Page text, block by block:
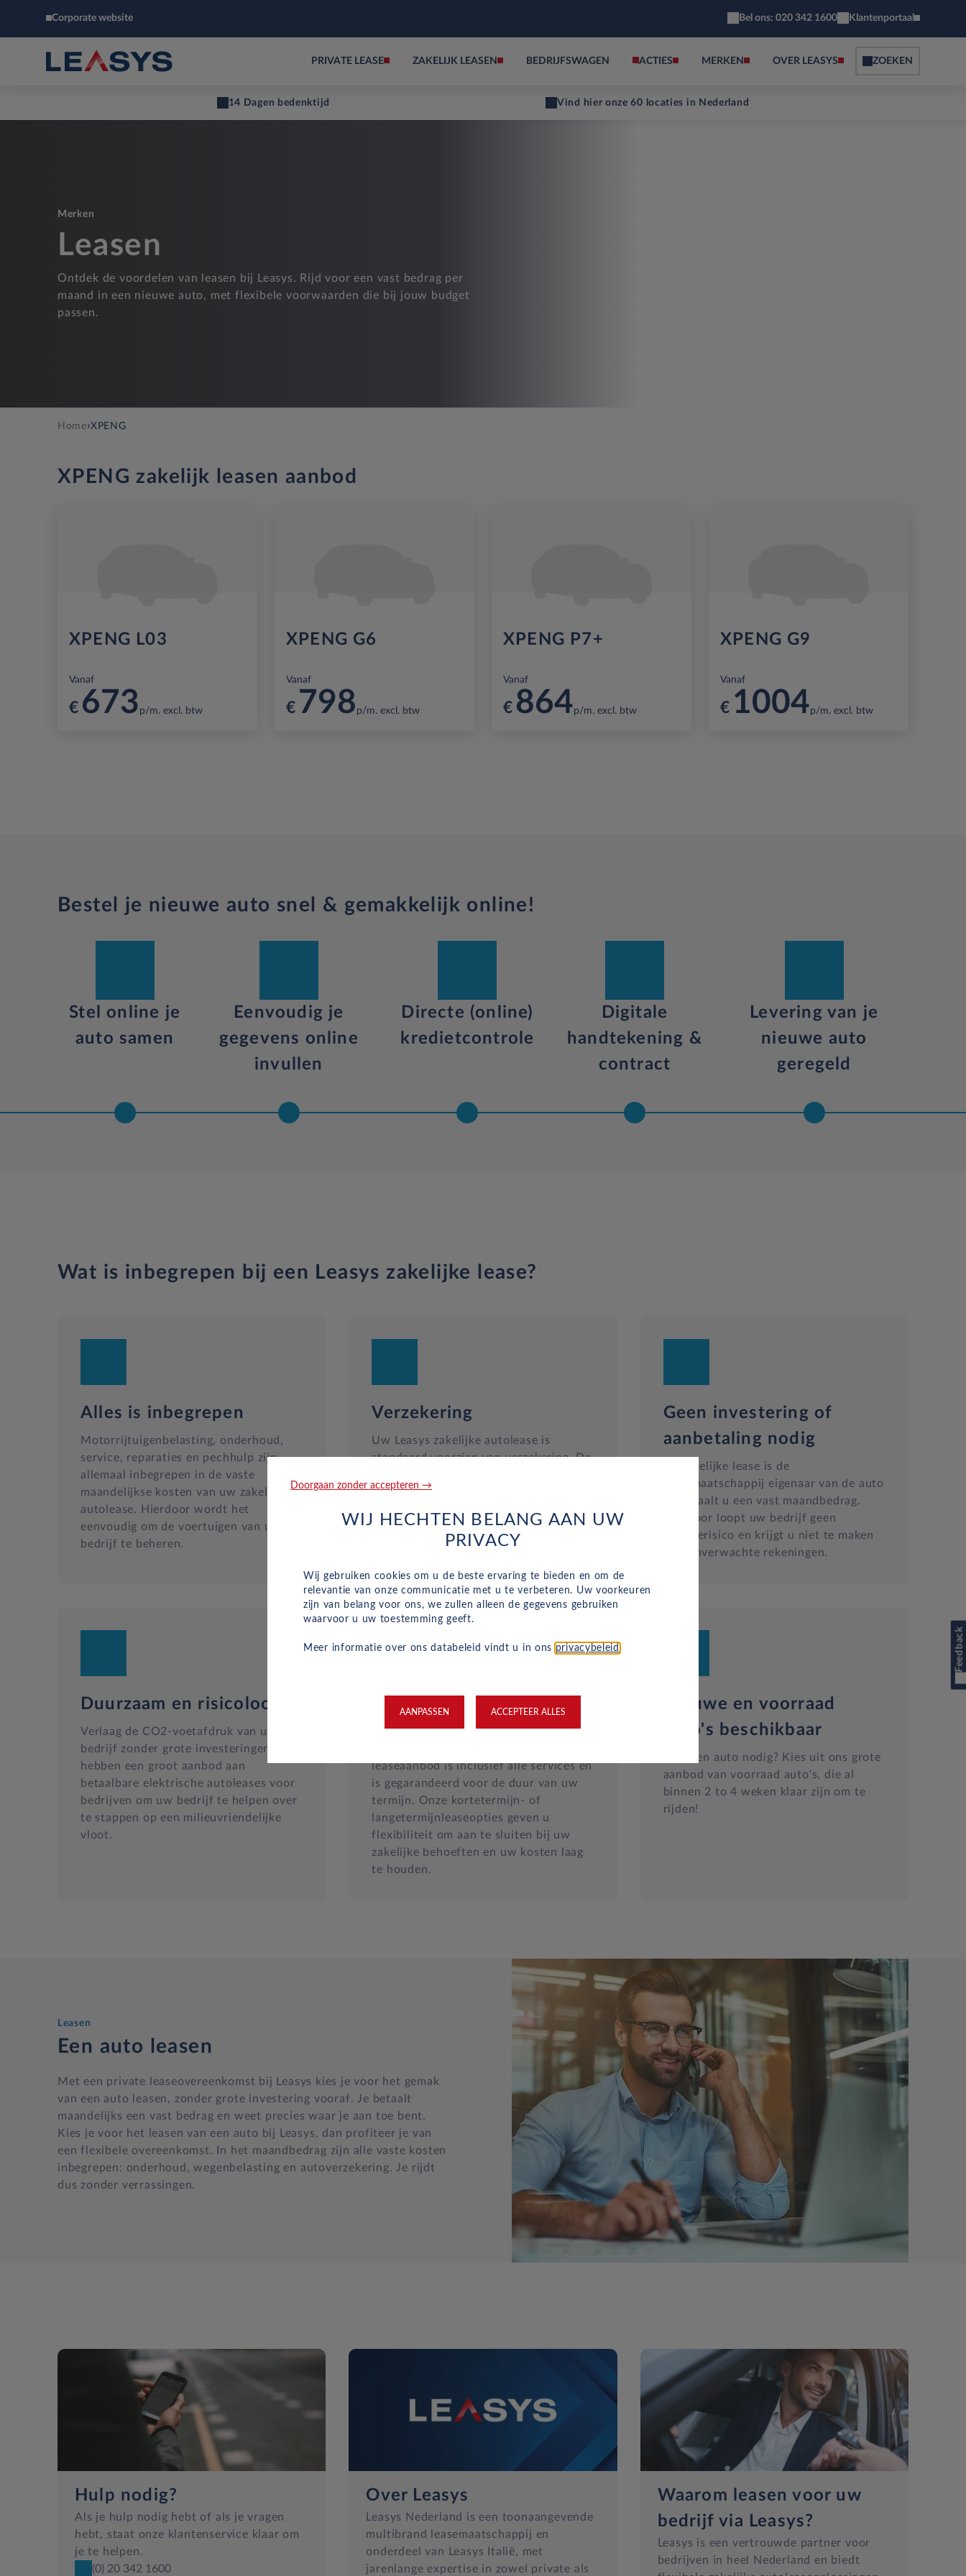
Corporate website Bel ons: 020 342 1600 Klantenportaal
PRIVATE LEASE ZAKELIJK LEASEN BEDRIJFSWAGEN ACTIES MERKEN OVER LEASYS ZOEKEN
14 Dagen bedenktijd Vind hier onze 60 locaties in Nederland
Merken
Leasen
Ontdek de voordelen van leasen bij Leasys. Rijd voor een vast bedrag per
maand in een nieuwe auto, met flexibele voorwaarden die bij jouw budget
passen.
Home›XPENG
XPENG zakelijk leasen aanbod
XPENG L03
Vanaf
€ 673 p/m. excl. btw
XPENG G6
Vanaf
€ 798 p/m. excl. btw
XPENG P7+
Vanaf
€ 864p/m. excl. btw
XPENG G9
Vanaf
€ 1004p/m. excl. btw
Bestel je nieuwe auto snel & gemakkelijk online!
Stel online je
auto samen
Eenvoudig je
gegevens online
invullen
Directe (online)
kredietcontrole
Digitale
handtekening &
contract
Levering van je
nieuwe auto
geregeld
Wat is inbegrepen bij een Leasys zakelijke lease?
Alles is inbegrepen
Motorrijtuigenbelasting, onderhoud,
service, reparaties en pechhulp zijn
allemaal inbegrepen in de vaste
maandelijkse kosten van uw zakelijke
autolease. Hierdoor wordt het
eenvoudig om de voertuigen van uw
bedrijf te beheren.
Verzekering
Uw Leasys zakelijke autolease is
standaard voorzien van verzekering. De
inzittendenschadeverzekering, een WA-
zodat u volledig beschermd bent in het
geval van onvoorziene ongelukken.
Geen investering of
aanbetaling nodig
Bij zakelijke lease is de
leasemaatschappij eigenaar van de auto
en betaalt u een vast maandbedrag.
Hierdoor loopt uw bedrijf geen
waarderisico en krijgt u niet te maken
met onverwachte rekeningen.
Duurzaam en risicoloos
Verlaag de CO2-voetafdruk van uw
bedrijf zonder grote investeringen. Wij
hebben een groot aanbod aan
betaalbare elektrische autoleases voor
bedrijven om uw bedrijf te helpen over
te stappen op een milieuvriendelijke
vloot.
Vast maandelijks tarief
Geen verrassingen, extra kosten of
leaseaanbod is inclusief alle services en
is gegarandeerd voor de duur van uw
termijn. Onze kortetermijn- of
langetermijnleaseopties geven u
flexibiliteit om aan te sluiten bij uw
zakelijke behoeften en uw kosten laag
te houden.
Nieuwe en voorraad
auto's beschikbaar
Snel een auto nodig? Kies uit ons grote
aanbod van voorraad auto's, die al
binnen 2 to 4 weken klaar zijn om te
rijden!
Leasen
Een auto leasen
Met een private leaseovereenkomst bij Leasys kies je voor het gemak
van een auto leasen, zonder grote investering vooraf. Je betaalt
maandelijks een vast bedrag en weet precies waar je aan toe bent.
Kies je voor het leasen van een auto bij Leasys, dan profiteer je van
een flexibele overeenkomst. In het maandbedrag zijn alle vaste kosten
inbegrepen: onderhoud, wegenbelasting en autoverzekering. Je rijdt
dus zonder verrassingen.
Hulp nodig?
Als je hulp nodig hebt of als je vragen
hebt, staat onze klantenservice klaar om
je te helpen.
(0) 20 342 1600
Over Leasys
Leasys Nederland is een toonaangevende
multibrand leasemaatschappij en
onderdeel van Leasys Italië, met
jarenlange expertise in zowel private als
Waarom leasen voor uw
bedrijf via Leasys?
Leasys is een vertrouwde partner voor
bedrijven in heel Nederland en biedt
Feedback
Doorgaan zonder accepteren →
WIJ HECHTEN BELANG AAN UW
PRIVACY
Wij gebruiken cookies om u de beste ervaring te bieden en om de
relevantie van onze communicatie met u te verbeteren. Uw voorkeuren
zijn van belang voor ons, we zullen alleen de gegevens gebruiken
waarvoor u uw toestemming geeft.
Meer informatie over ons databeleid vindt u in ons privacybeleid
AANPASSEN ACCEPTEER ALLES